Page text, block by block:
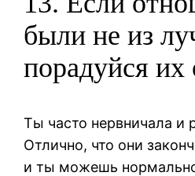
были не из
порадуйся
Ты часто нервничала и
Отлично, что они
и ты можешь